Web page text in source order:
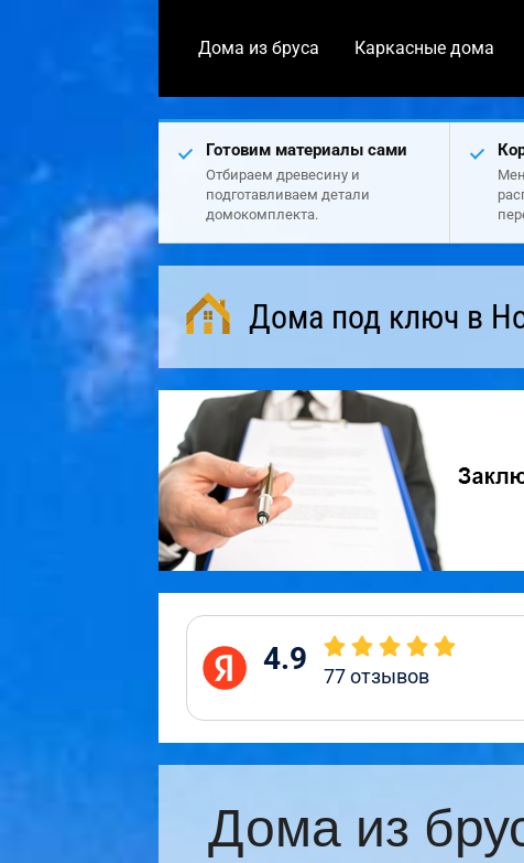
Дома из бруса Каркасные дома
Готовим материалы сами
Отбираем древесину и
подготавливаем детали
домокомплекта.
Дома под ключ в
4.9 77отзывов
Дома из